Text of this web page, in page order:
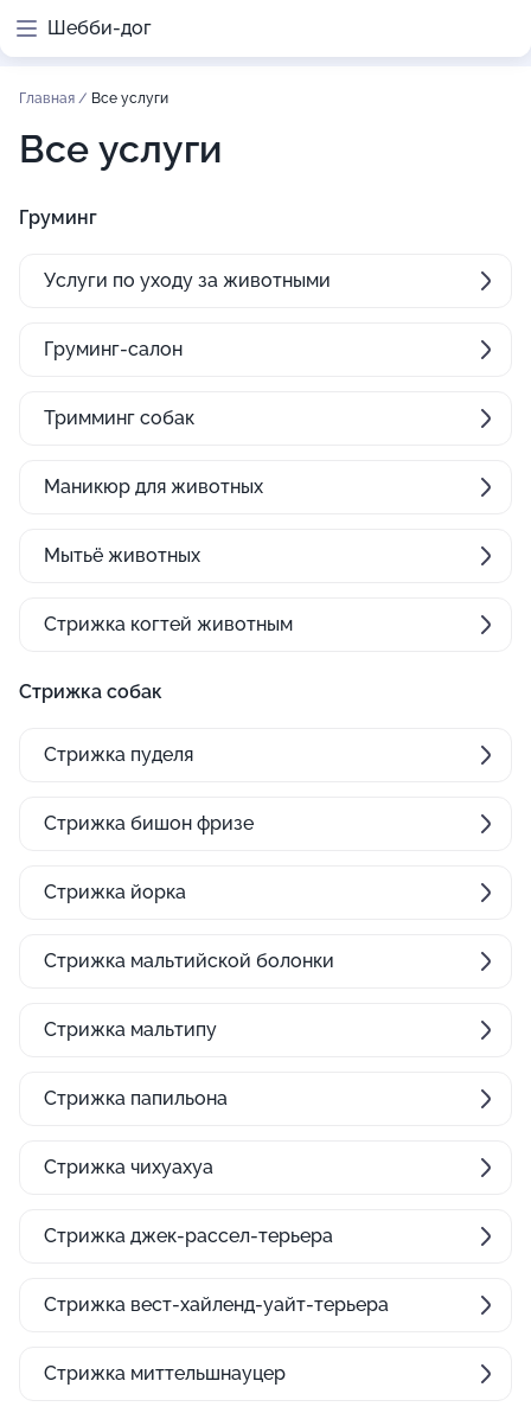
Шебби-дог
Главная / Все услуги
Все услуги
Груминг
Услуги по уходу за животными
Груминг-салон
Тримминг собак
Маникюр для животных
Мытьё животных
Стрижка когтей животным
Стрижка собак
Стрижка пуделя
Стрижка бишон фризе
Стрижка йорка
Стрижка мальтийской болонки
Стрижка мальтипу
Стрижка папильона
Стрижка чихуахуа
Стрижка джек-рассел-терьера
Стрижка вест-хайленд-уайт-терьера
Стрижка миттельшнауцер